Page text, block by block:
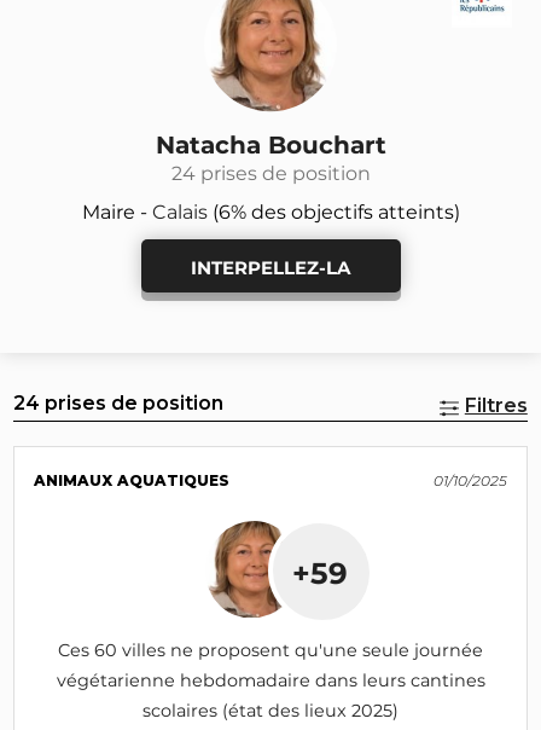
Natacha Bouchart
24 prises de position
Maire - Calais(6% des objectifs atteints)
INTERPELLEZ-LA
24 prises de position Filtres
ANIMAUX AQUATIQUES 01/10/2025
+59
Ces 60 villes ne proposent qu'une seule journée
végétarienne hebdomadaire dans leurs cantines
scolaires (état des lieux 2025)